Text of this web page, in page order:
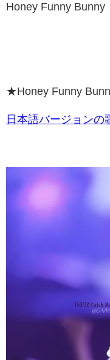
Honey Funny Bunny
★Honey Funny
日本語バージョンの